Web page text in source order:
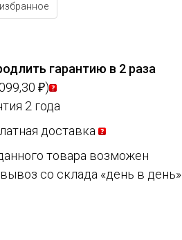
гарантию в 2 раза
₽)
2 года
доставка
товара возможен
со склада «день в день»